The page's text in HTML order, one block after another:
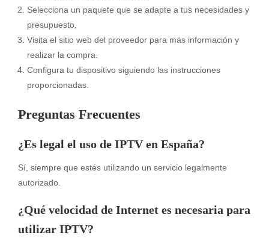
Selecciona un paquete que se adapte a tus necesidades y
presupuesto.
Visita el sitio web del proveedor para más información y
realizar la compra.
Configura tu dispositivo siguiendo las instrucciones
proporcionadas.
Preguntas Frecuentes
¿Es legal el uso de IPTV en España?
Sí, siempre que estés utilizando un servicio legalmente
autorizado.
¿Qué velocidad de Internet es necesaria para
utilizar IPTV?